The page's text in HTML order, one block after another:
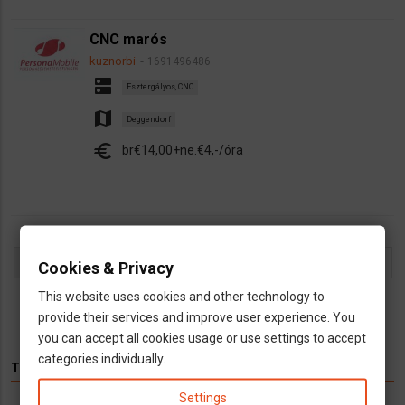
CNC marós
kuznorbi 1691496486
dns Esztergályos, CNC
map Deggendorf
euro br€14,00+ne.€4,-/óra
Oldalszámozás
JelenlegiOldal
2 Oldal
3 Oldal
4
Utolsó
oldal
Last »
TÉMÁK
Cookies & Privacy
This website uses cookies and other technology to
provide their services and improve user experience. You
you can accept all cookies usage or use settings to accept
categories individually.
Settings